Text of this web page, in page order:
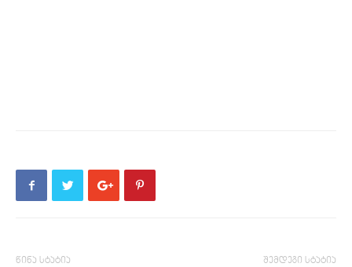
წინა სტატია შემდეგი სტატია